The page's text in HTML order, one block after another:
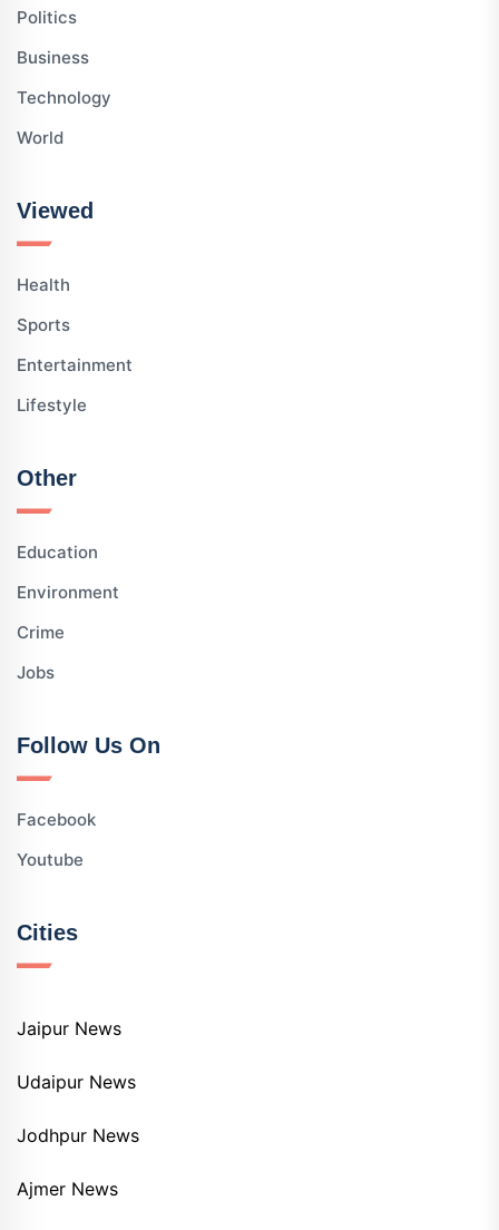
Politics
Business
Technology
World
Viewed
Health
Sports
Entertainment
Lifestyle
Other
Education
Environment
Crime
Jobs
Follow Us On
Facebook
Youtube
Cities
Jaipur News
Udaipur News
Jodhpur News
Ajmer News